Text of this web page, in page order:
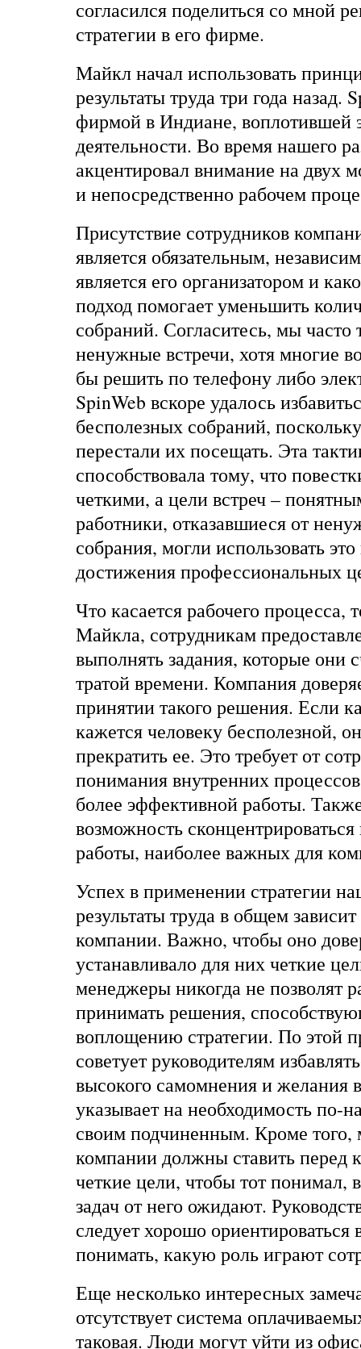
согласился поделиться со мной
стратегии в его фирме.
Майкл начал использовать
результаты труда три года назад.
фирмой в Индиане, воплотившей
деятельности. Во время нашего
акцентировал внимание на двух
и непосредственно рабочем
Присутствие сотрудников
является обязательным,
является его организатором и
подход помогает уменьшить
собраний. Согласитесь, мы часто
ненужные встречи, хотя многие
бы решить по телефону либо
SpinWeb вскоре удалось
бесполезных собраний,
перестали их посещать. Эта
способствовала тому, что
четкими, а цели встреч –
работники, отказавшиеся от
собрания, могли использовать
достижения профессиональных
Что касается рабочего процесса,
Майкла, сотрудникам
выполнять задания, которые они
тратой времени. Компания
принятии такого решения. Если
кажется человеку бесполезной,
прекратить ее. Это требует от
понимания внутренних
более эффективной работы.
возможность сконцентрироваться
работы, наиболее важных для
Успех в применении стратегии
результаты труда в общем
компании. Важно, чтобы оно
устанавливало для них четкие
менеджеры никогда не позволят
принимать решения,
воплощению стратегии. По этой
советует руководителям
высокого самомнения и желания
указывает на необходимость по-
своим подчиненным. Кроме
компании должны ставить перед
четкие цели, чтобы тот понимал,
задач от него ожидают.
следует хорошо ориентироваться
понимать, какую роль играют
Еще несколько интересных
отсутствует система
таковая. Люди могут уйти из